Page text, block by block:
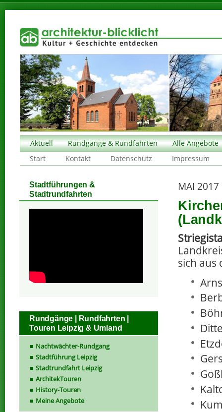
Aktuell Rundgänge & Rundfahrten
Alle Angebote
Start
Kontakt Datenschutz Impressum
MAI 2017
sich aus
Stadtführungen &
Stadtrundfahrten
Rundgänge | Rundfahrten |
Touren Leipzig & Umland
Nachtwächter-Rundgang
Stadtführung Leipzig
Stadtrundfahrt Leipzig
ArchitekTouren
History-Touren
Meine Angebote